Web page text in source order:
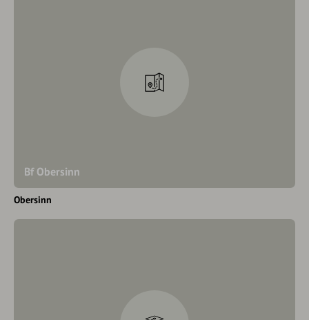
Bf Obersinn
Obersinn